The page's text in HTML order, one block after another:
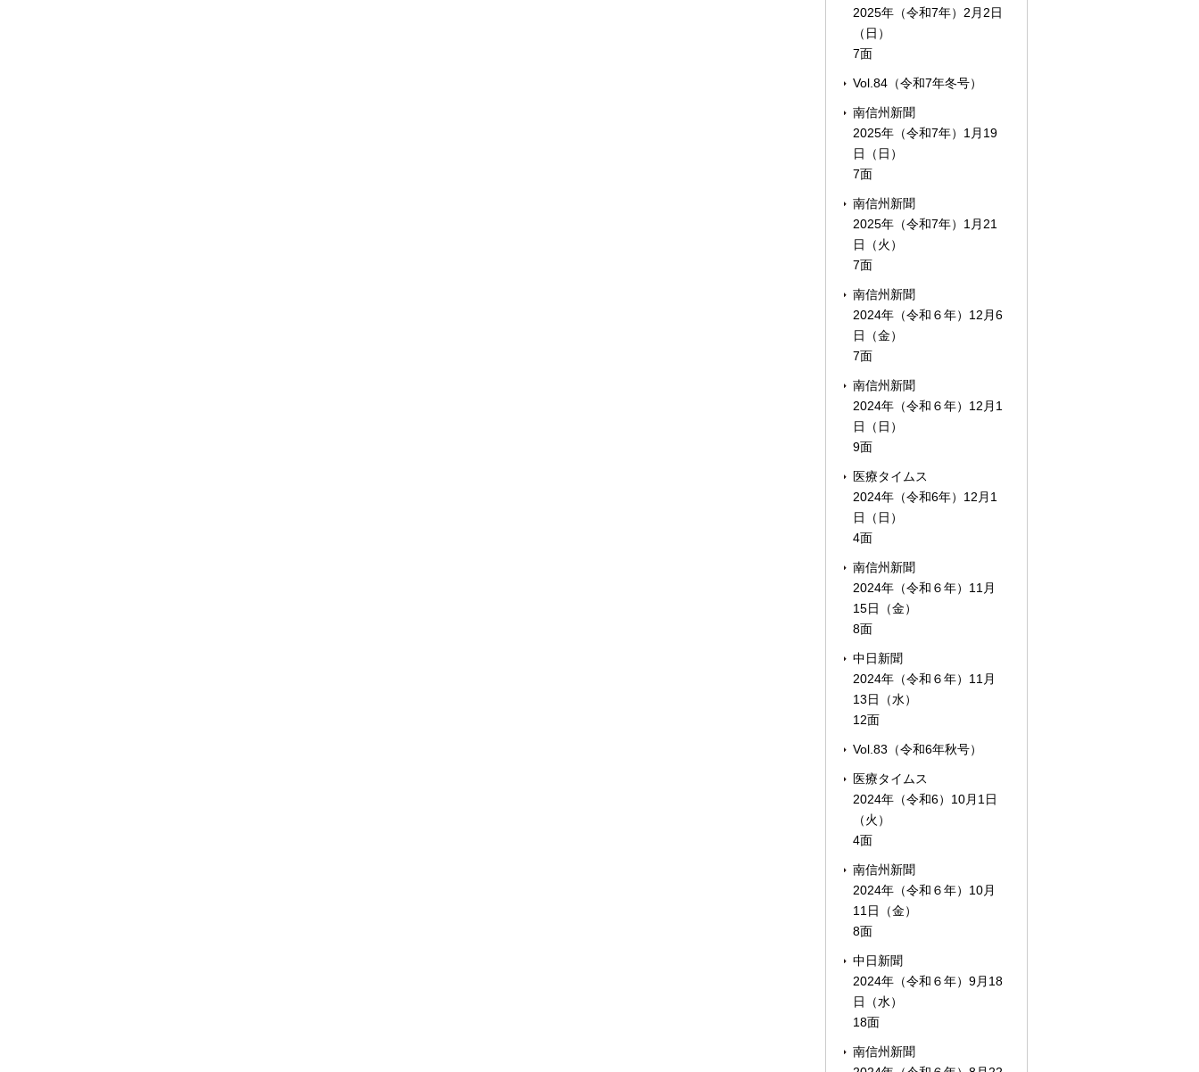
2025年（令和7年）2月2日
（日）
7面
Vol.84（令和7年冬号）
南信州新聞
2025年（令和7年）1月19
日（日）
7面
南信州新聞
2025年（令和7年）1月21
日（火）
7面
南信州新聞
2024年（令和６年）12月6
日（金）
7面
南信州新聞
2024年（令和６年）12月1
日（日）
9面
医療タイムス
2024年（令和6年）12月1
日（日）
4面
南信州新聞
2024年（令和６年）11月
15日（金）
8面
中日新聞
2024年（令和６年）11月
13日（水）
12面
Vol.83（令和6年秋号）
医療タイムス
2024年（令和6）10月1日
（火）
4面
南信州新聞
2024年（令和６年）10月
11日（金）
8面
中日新聞
2024年（令和６年）9月18
日（水）
18面
南信州新聞